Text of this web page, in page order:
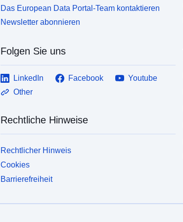
Das European Data Portal-Team kontaktieren
Newsletter abonnieren
Folgen Sie uns
LinkedIn Facebook
Youtube
Other
Rechtliche Hinweise
Rechtlicher Hinweis
Cookies
Barrierefreiheit